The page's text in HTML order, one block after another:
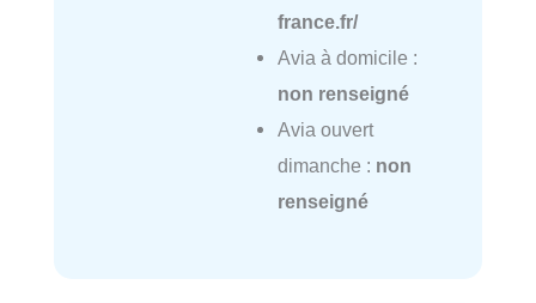
france.fr/
Avia à domicile :
non renseigné
Avia ouvert
dimanche : non
renseigné